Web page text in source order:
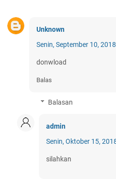
Unknown
Senin, September 10, 2018
donwload
Balas
Balasan
admin
Senin, Oktober 15,
silahkan